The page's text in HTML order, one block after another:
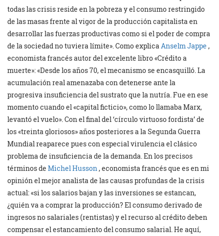
todas las crisis reside en la pobreza y el consumo restringido
de las masas frente al vigor de la producción capitalista en
desarrollar las fuerzas productivas como si el poder de compra
de la sociedad no tuviera límite». Como explicaAnselm Jappe ,
economista francés autor del excelente libro «Crédito a
muerte»: «Desde los años 70, el mecanismo se encasquilló. La
acumulación real amenazaba con detenerse ante la
progresiva insuficiencia del sustrato que la nutría. Fue en ese
momento cuando el «capital ficticio», como lo llamaba Marx,
levantó el vuelo». Con el final del ‘círculo virtuoso fordista’ de
los «treinta gloriosos» años posteriores a la Segunda Guerra
Mundial reaparece pues con especial virulencia el clásico
problema de insuficiencia de la demanda. En los precisos
términos de Michel Husson, economista francés que es en mi
opinión el mejor analista de las causas profundas de la crisis
actual: «si los salarios bajan y las inversiones se estancan,
¿quién va a comprar la producción? El consumo derivado de
ingresos no salariales (rentistas) y el recurso al crédito deben
compensar el estancamiento del consumo salarial. He aquí,